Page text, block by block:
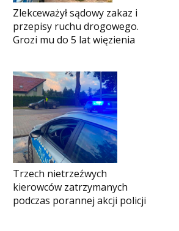
Zlekceważył sądowy zakaz i
przepisy ruchu drogowego.
Grozi mu do 5 lat więzienia
Trzech nietrzeźwych
kierowców zatrzymanych
podczas porannej akcji policji